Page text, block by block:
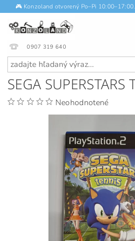
🎮 Konzoland otvorený Po–Pi 10:00–17:00.
0907 319 640
SEGA SUPERSTARS
Neohodnotené